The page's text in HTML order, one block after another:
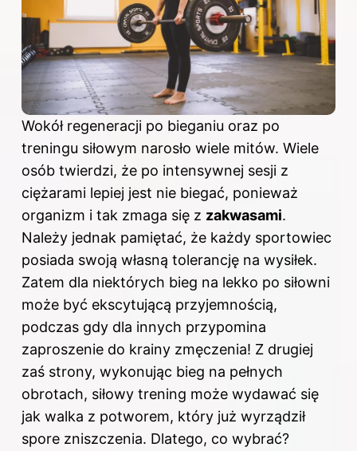
Wokół regeneracji po bieganiu oraz po
treningu siłowym narosło wiele mitów. Wiele
osób twierdzi, że po intensywnej sesji z
ciężarami lepiej jest nie biegać, ponieważ
organizm i tak zmaga się z zakwasami.
Należy jednak pamiętać, że każdy sportowiec
posiada swoją własną tolerancję na wysiłek.
Zatem dla niektórych bieg na lekko po siłowni
może być ekscytującą przyjemnością,
podczas gdy dla innych przypomina
zaproszenie do krainy zmęczenia! Z drugiej
zaś strony, wykonując bieg na pełnych
obrotach, siłowy trening może wydawać się
jak walka z potworem, który już wyrządził
spore zniszczenia. Dlatego, co wybrać?